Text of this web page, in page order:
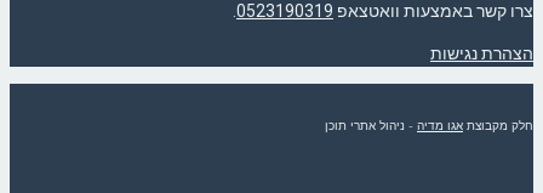
צרו קשר באמצעות וואטצאפ 0523190319
הצהרת נגישות
חלק מקבוצת אגו מדיה - ניהול אתרי תוכן